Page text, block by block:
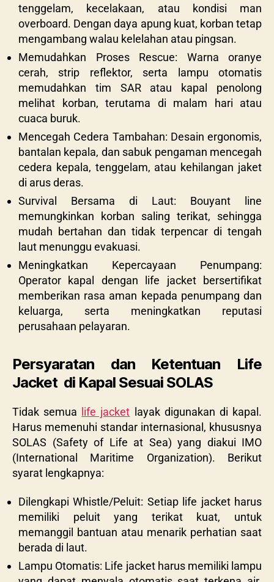
tenggelam, kecelakaan, atau kondisi man
overboard. Dengan daya apung kuat, korban tetap
mengambang walau kelelahan atau pingsan.
Memudahkan Proses Rescue: Warna oranye
cerah, strip reflektor, serta lampu otomatis
memudahkan tim SAR atau kapal penolong
melihat korban, terutama di malam hari atau
cuaca buruk.
Mencegah Cedera Tambahan: Desain ergonomis,
bantalan kepala, dan sabuk pengaman mencegah
cedera kepala, tenggelam, atau kehilangan jaket
di arus deras.
Survival Bersama di Laut: Bouyant line
memungkinkan korban saling terikat, sehingga
mudah bertahan dan tidak terpencar di tengah
laut menunggu evakuasi.
Meningkatkan Kepercayaan Penumpang:
Operator kapal dengan life jacket bersertifikat
memberikan rasa aman kepada penumpang dan
keluarga, serta meningkatkan reputasi
perusahaan pelayaran.
Persyaratan dan Ketentuan Life
Jacket di Kapal Sesuai SOLAS
Tidak semua life jacket layak digunakan di kapal.
Harus memenuhi standar internasional, khususnya
SOLAS (Safety of Life at Sea) yang diakui IMO
(International Maritime Organization). Berikut
syarat lengkapnya:
Dilengkapi Whistle/Peluit: Setiap life jacket harus
memiliki peluit yang terikat kuat, untuk
memanggil bantuan atau menarik perhatian saat
berada di laut.
Lampu Otomatis: Life jacket harus memiliki lampu